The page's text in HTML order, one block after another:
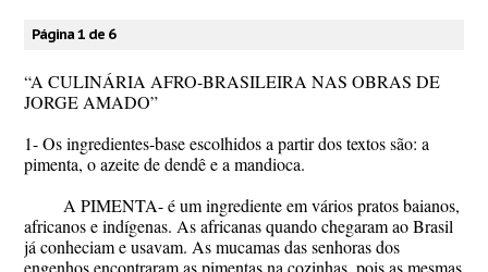
Página 1 de 6
“A CULINÁRIA AFRO-BRASILEIRA NAS OBRAS DE
JORGE AMADO”
1- Os ingredientes-base escolhidos a partir dos textos são: a
pimenta, o azeite de dendê e a mandioca.
A PIMENTA- é um ingrediente em vários pratos baianos,
africanos e indígenas. As africanas quando chegaram ao Brasil
já conheciam e usavam. As mucamas das senhoras dos
engenhos encontraram as pimentas na cozinhas, pois as mesmas